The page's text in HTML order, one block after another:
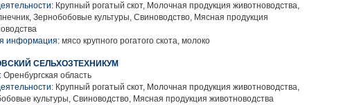
Крупный рогатый скот, Молочная продукция животноводства,
Зернобобовые культуры, Свиноводство, Мясная продукция
информация: мясо крупного рогатого скота, молоко
СЕЛЬХОЗТЕХНИКУМ
Оренбургская область
Крупный рогатый скот, Молочная продукция животноводства,
культуры, Свиноводство, Мясная продукция животноводства